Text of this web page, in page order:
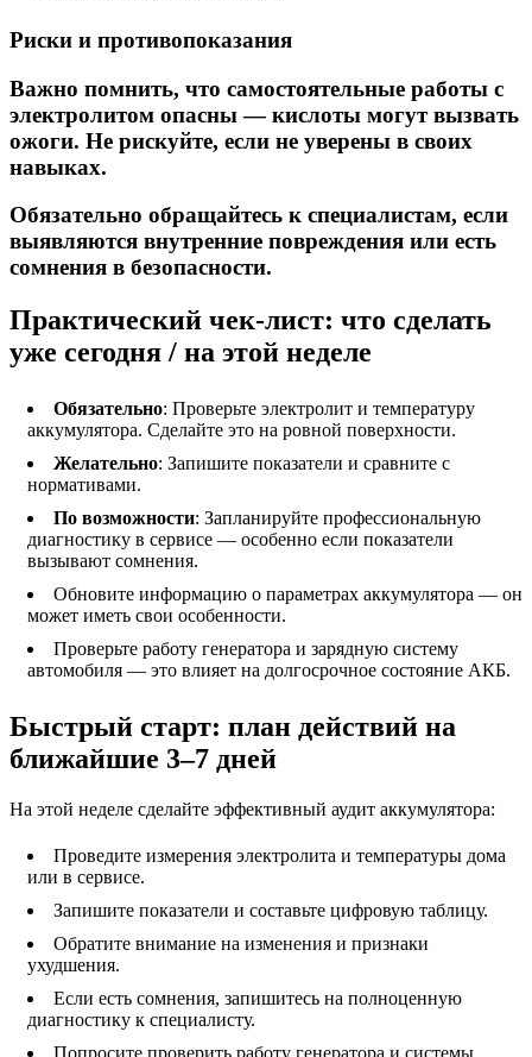
Риски и противопоказания
Важно помнить, что самостоятельные работы с
электролитом опасны — кислоты могут вызвать
ожоги. Не рискуйте, если не уверены в своих
навыках.
Обязательно обращайтесь к специалистам, если
выявляются внутренние повреждения или есть
сомнения в безопасности.
Практический чек-лист: что сделать
уже сегодня / на этой неделе
Обязательно: Проверьте электролит и температуру
аккумулятора. Сделайте это на ровной поверхности.
Желательно: Запишите показатели и сравните с
нормативами.
По возможности: Запланируйте профессиональную
диагностику в сервисе — особенно если показатели
вызывают сомнения.
Обновите информацию о параметрах аккумулятора — он
может иметь свои особенности.
Проверьте работу генератора и зарядную систему
автомобиля — это влияет на долгосрочное состояние АКБ.
Быстрый старт: план действий на
ближайшие 3–7 дней
На этой неделе сделайте эффективный аудит аккумулятора:
Проведите измерения электролита и температуры дома
или в сервисе.
Запишите показатели и составьте цифровую таблицу.
Обратите внимание на изменения и признаки
ухудшения.
Если есть сомнения, запишитесь на полноценную
диагностику к специалисту.
Попросите проверить работу генератора и системы